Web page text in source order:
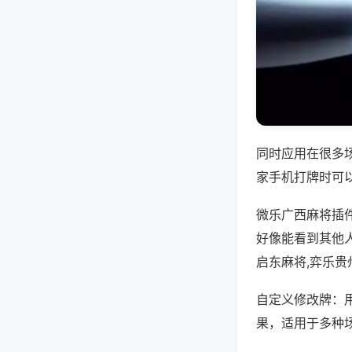
同时应用在很多
家手机打牌时可
微乐广西麻将插
好像能看到其他
启东麻将,弈乐
自定义修改牌：
果，适用于多种